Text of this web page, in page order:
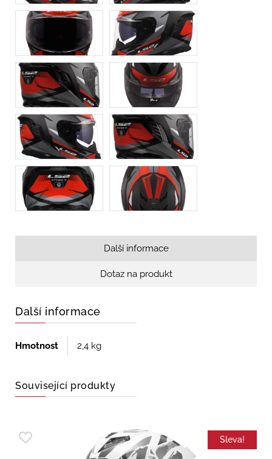
Další informace
Dotaz na produkt
Další informace
Hmotnost 2,4 kg
Související produkty
Sleva!